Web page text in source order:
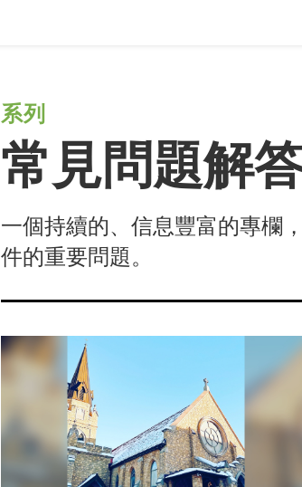
系列
常見問題解
一個持續的、信息豐富的專欄
件的重要問題。